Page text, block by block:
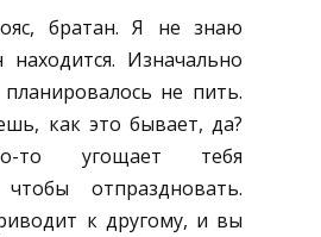
братан. Я не знаю
Изначально
не пить.
как это бывает, да?
то угощает тебя
отпраздновать.
к другому, и вы